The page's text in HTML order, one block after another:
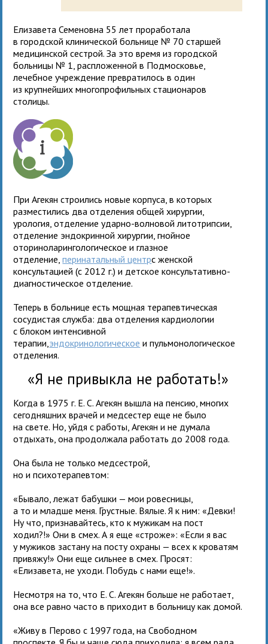
Елизавета Семеновна 55 лет проработала
в городской клинической больнице № 70 старшей
медицинской сестрой. За это время из городской
больницы № 1, распложенной в Подмосковье,
лечебное учреждение превратилось в один
из крупнейших многопрофильных стационаров
столицы.
При Агекян строились новые корпуса, в которых
разместились два отделения общей хирургии,
урология, отделение ударно-волновой литотрипсии,
отделение эндокринной хирургии, гнойное
оториноларингологическое и глазное
отделение,перинатальный центрc женской
консультацией (с 2012 г.) и детское консультативно-
диагностическое отделение.
Теперь в больнице есть мощная терапевтическая
сосудистая служба: два отделения кардиологии
с блоком интенсивной
терапии, эндокринологическое и пульмонологическое
отделения.
«Я не привыкла не работать!»
Когда в 1975 г. Е. С. Агекян вышла на пенсию, многих
сегодняшних врачей и медсестер еще не было
на свете. Но, уйдя с работы, Агекян и не думала
отдыхать, она продолжала работать до 2008 года.
Она была не только медсестрой,
но и психотерапевтом:
«Бывало, лежат бабушки — мои ровесницы,
а то и младше меня. Грустные. Вялые. Я к ним: «Девки!
Ну что, признавайтесь, кто к мужикам на пост
ходил?!» Они в смех. А я еще «строже»: «Если я вас
у мужиков застану на посту охраны — всех к кроватям
привяжу!» Они еще сильнее в смех. Просят:
«Елизавета, не уходи. Побудь с нами еще!».
Несмотря на то, что Е. С. Агекян больше не работает,
она все равно часто в приходит в больницу как домой.
«Живу в Перово с 1997 года, на Свободном